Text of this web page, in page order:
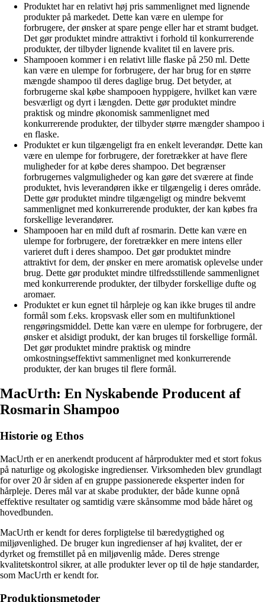
Produktet har en relativt høj pris sammenlignet med lignende
produkter på markedet. Dette kan være en ulempe for
forbrugere, der ønsker at spare penge eller har et stramt budget.
Det gør produktet mindre attraktivt i forhold til konkurrerende
produkter, der tilbyder lignende kvalitet til en lavere pris.
Shampooen kommer i en relativt lille flaske på 250 ml. Dette
kan være en ulempe for forbrugere, der har brug for en større
mængde shampoo til deres daglige brug. Det betyder, at
forbrugerne skal købe shampooen hyppigere, hvilket kan være
besværligt og dyrt i længden. Dette gør produktet mindre
praktisk og mindre økonomisk sammenlignet med
konkurrerende produkter, der tilbyder større mængder shampoo i
en flaske.
Produktet er kun tilgængeligt fra en enkelt leverandør. Dette kan
være en ulempe for forbrugere, der foretrækker at have flere
muligheder for at købe deres shampoo. Det begrænser
forbrugernes valgmuligheder og kan gøre det sværere at finde
produktet, hvis leverandøren ikke er tilgængelig i deres område.
Dette gør produktet mindre tilgængeligt og mindre bekvemt
sammenlignet med konkurrerende produkter, der kan købes fra
forskellige leverandører.
Shampooen har en mild duft af rosmarin. Dette kan være en
ulempe for forbrugere, der foretrækker en mere intens eller
varieret duft i deres shampoo. Det gør produktet mindre
attraktivt for dem, der ønsker en mere aromatisk oplevelse under
brug. Dette gør produktet mindre tilfredsstillende sammenlignet
med konkurrerende produkter, der tilbyder forskellige dufte og
aromaer.
Produktet er kun egnet til hårpleje og kan ikke bruges til andre
formål som f.eks. kropsvask eller som en multifunktionel
rengøringsmiddel. Dette kan være en ulempe for forbrugere, der
ønsker et alsidigt produkt, der kan bruges til forskellige formål.
Det gør produktet mindre praktisk og mindre
omkostningseffektivt sammenlignet med konkurrerende
produkter, der kan bruges til flere formål.
MacUrth: En Nyskabende Producent af
Rosmarin Shampoo
Historie og Ethos
MacUrth er en anerkendt producent af hårprodukter med et stort fokus
på naturlige og økologiske ingredienser. Virksomheden blev grundlagt
for over 20 år siden af en gruppe passionerede eksperter inden for
hårpleje. Deres mål var at skabe produkter, der både kunne opnå
effektive resultater og samtidig være skånsomme mod både håret og
hovedbunden.
MacUrth er kendt for deres forpligtelse til bæredygtighed og
miljøvenlighed. De bruger kun ingredienser af høj kvalitet, der er
dyrket og fremstillet på en miljøvenlig måde. Deres strenge
kvalitetskontrol sikrer, at alle produkter lever op til de høje standarder,
som MacUrth er kendt for.
Produktionsmetoder